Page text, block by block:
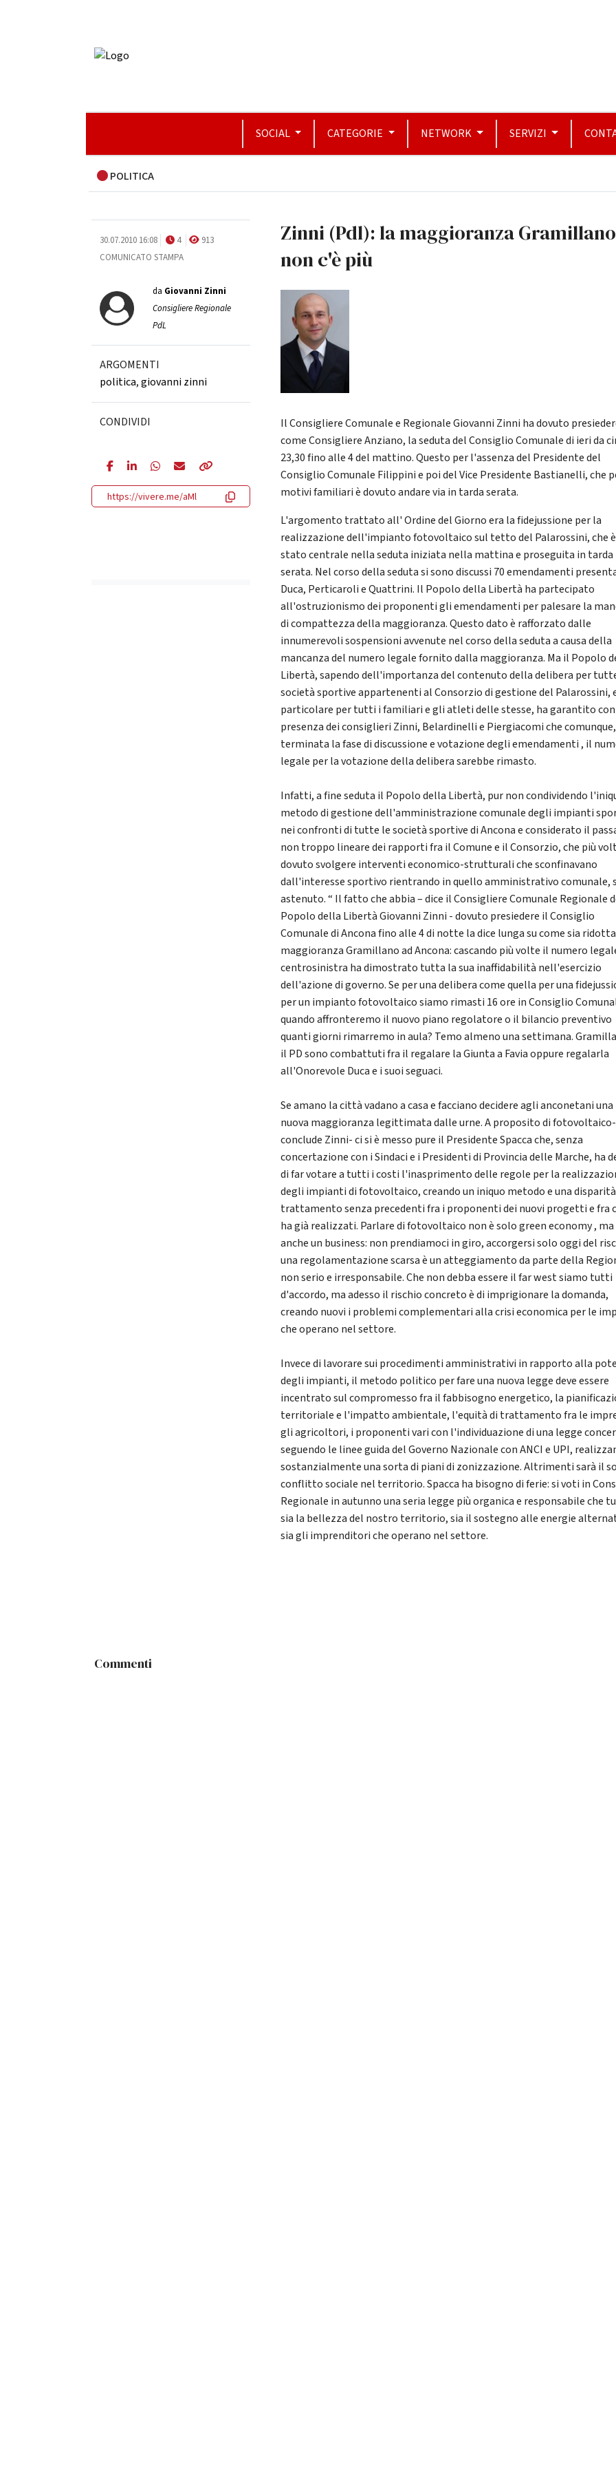
SOCIAL CATEGORIE NETWORK SERVIZI
POLITICA
30.07.2010 16:08 4
913
COMUNICATO STAMPA
da Giovanni Zinni
Consigliere Regionale
PdL
ARGOMENTI
politica,giovanni zinni
CONDIVIDI
https://vivere.me/aMl
Zinni (Pdl): la maggioranza Gramillano
non c'è più
Il Consigliere Comunale e Regionale Giovanni Zinni ha dovuto
come Consigliere Anziano, la seduta del Consiglio Comunale di ieri da
23,30 fino alle 4 del mattino. Questo per l'assenza del Presidente del
Consiglio Comunale Filippini e poi del Vice Presidente Bastianelli, che
motivi familiari è dovuto andare via in tarda serata.
L'argomento trattato all' Ordine del Giorno era la fidejussione per la
realizzazione dell'impianto fotovoltaico sul tetto del Palarossini, che è
stato centrale nella seduta iniziata nella mattina e proseguita in tarda
serata. Nel corso della seduta si sono discussi 70 emendamenti
Duca, Perticaroli e Quattrini. Il Popolo della Libertà ha partecipato
all'ostruzionismo dei proponenti gli emendamenti per palesare la
di compattezza della maggioranza. Questo dato è rafforzato dalle
innumerevoli sospensioni avvenute nel corso della seduta a causa della
mancanza del numero legale fornito dalla maggioranza. Ma il Popolo
Libertà, sapendo dell'importanza del contenuto della delibera per
società sportive appartenenti al Consorzio di gestione del Palarossini,
particolare per tutti i familiari e gli atleti delle stesse, ha garantito
presenza dei consiglieri Zinni, Belardinelli e Piergiacomi che comunque,
terminata la fase di discussione e votazione degli emendamenti , il
legale per la votazione della delibera sarebbe rimasto.
Infatti, a fine seduta il Popolo della Libertà, pur non condividendo
metodo di gestione dell'amministrazione comunale degli impianti
nei confronti di tutte le società sportive di Ancona e considerato il
non troppo lineare dei rapporti fra il Comune e il Consorzio, che più
dovuto svolgere interventi economico-strutturali che sconfinavano
dall'interesse sportivo rientrando in quello amministrativo comunale,
astenuto. “ Il fatto che abbia – dice il Consigliere Comunale Regionale
Popolo della Libertà Giovanni Zinni - dovuto presiedere il Consiglio
Comunale di Ancona fino alle 4 di notte la dice lunga su come sia
maggioranza Gramillano ad Ancona: cascando più volte il numero
centrosinistra ha dimostrato tutta la sua inaffidabilità nell'esercizio
dell'azione di governo. Se per una delibera come quella per una
per un impianto fotovoltaico siamo rimasti 16 ore in Consiglio
quando affronteremo il nuovo piano regolatore o il bilancio preventivo
quanti giorni rimarremo in aula? Temo almeno una settimana.
il PD sono combattuti fra il regalare la Giunta a Favia oppure regalarla
all'Onorevole Duca e i suoi seguaci.
Se amano la città vadano a casa e facciano decidere agli anconetani una
nuova maggioranza legittimata dalle urne. A proposito di fotovoltaico-
conclude Zinni- ci si è messo pure il Presidente Spacca che, senza
concertazione con i Sindaci e i Presidenti di Provincia delle Marche, ha
di far votare a tutti i costi l'inasprimento delle regole per la
degli impianti di fotovoltaico, creando un iniquo metodo e una
trattamento senza precedenti fra i proponenti dei nuovi progetti e fra
ha già realizzati. Parlare di fotovoltaico non è solo green economy , ma
anche un business: non prendiamoci in giro, accorgersi solo oggi del
una regolamentazione scarsa è un atteggiamento da parte della
non serio e irresponsabile. Che non debba essere il far west siamo tutti
d'accordo, ma adesso il rischio concreto è di imprigionare la domanda,
creando nuovi i problemi complementari alla crisi economica per le
che operano nel settore.
Invece di lavorare sui procedimenti amministrativi in rapporto alla
degli impianti, il metodo politico per fare una nuova legge deve essere
incentrato sul compromesso fra il fabbisogno energetico, la
territoriale e l'impatto ambientale, l'equità di trattamento fra le
gli agricoltori, i proponenti vari con l'individuazione di una legge
seguendo le linee guida del Governo Nazionale con ANCI e UPI,
sostanzialmente una sorta di piani di zonizzazione. Altrimenti sarà il
conflitto sociale nel territorio. Spacca ha bisogno di ferie: si voti in
Regionale in autunno una seria legge più organica e responsabile che
sia la bellezza del nostro territorio, sia il sostegno alle energie
sia gli imprenditori che operano nel settore.
Commenti